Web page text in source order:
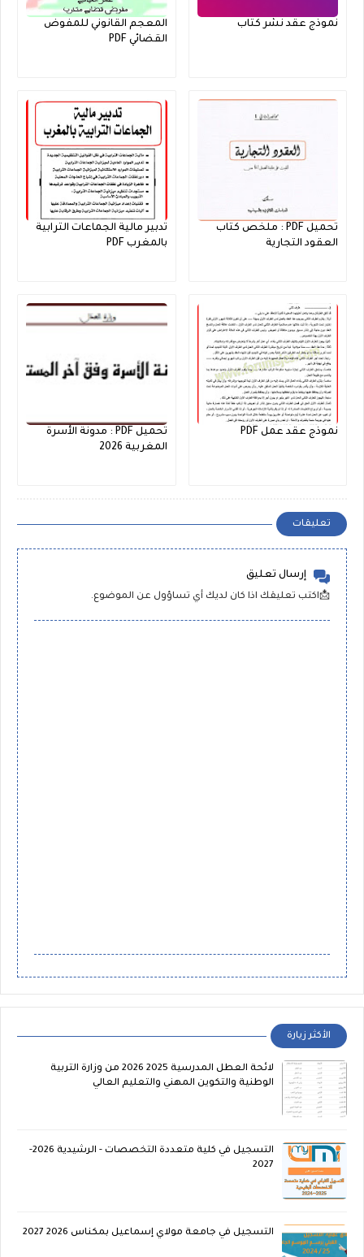
نموذج عقد نشر كتاب
المعجم القانوني للمفوض
القضائي PDF
تحميل PDF : ملخص كتاب
العقود التجارية
تدبير مالية الجماعات الترابية
بالمغرب PDF
نموذج عقد عمل PDF
تحميل PDF : مدونة الأسرة
المغربية 2026
تعليقات
إرسال تعليق
📩اكتب تعليقك اذا كان لديك أي تساؤول عن الموضوع.
الأكثر زيارة
لائحة العطل المدرسية 2025 2026 من وزارة التربية
الوطنية والتكوين المهني والتعليم العالي
التسجيل في كلية متعددة التخصصات - الرشيدية 2026-
2027
التسجيل في جامعة مولاي إسماعيل بمكناس 2026 2027